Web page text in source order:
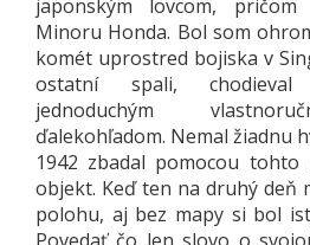
japonským lovcom,
Minoru Honda. Bol som
komét uprostred bojiska v
ostatní spali,
jednoduchým
ďalekohľadom. Nemal žiadnu
1942 zbadal pomocou
objekt. Keď ten na druhý deň
polohu, aj bez mapy si bol